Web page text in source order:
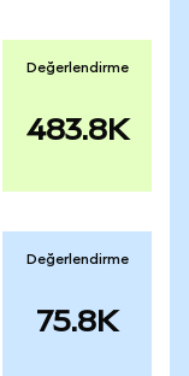
Değerlendirme
483.8K
Değerlendirme
75.8K